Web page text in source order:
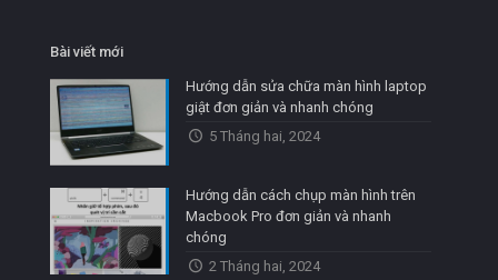
Bài viết mới
Hướng dẫn sửa chữa màn hình laptop
giật đơn giản và nhanh chóng
5 Tháng hai, 2024
Hướng dẫn cách chụp màn hình trên
Macbook Pro đơn giản và nhanh
chóng
2 Tháng hai, 2024